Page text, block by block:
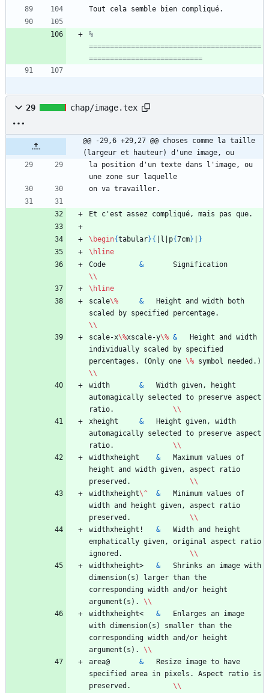
%
=========================================
29 chap/image.tex
@@ -29,6 +29,27 @@ choses comme la taille
(largeur et hauteur) d'une image, ou
la position d'un texte dans l'image, ou
\begin{tabular}{ |l|p{7cm}
}
\hline
&
\\
\hline
scale\% &
\\
scale-x\%xscale-y\% &
individually scaled by specified
percentages. (Only one \%
\\
&
automagically selected to preserve aspect
\\
&
automagically selected to preserve aspect
\\
&
height and width given, aspect ratio
\\
widthxheight\^ &
width and height given, aspect ratio
\\
&
emphatically given, original aspect ratio
\\
&
dimension(s) larger than the
corresponding width and/or height
argument(s). \\
&
with dimension(s) smaller than the
corresponding width and/or height
argument(s). \\
&
specified area in pixels. Aspect ratio is
\\